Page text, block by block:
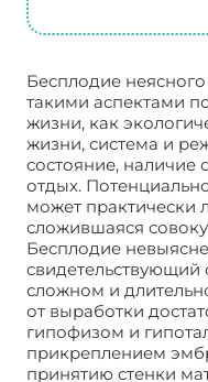
Бесплодие
такими аспектами
жизни, как
жизни, система и
состояние, наличие
отдых.
может практически
сложившаяся
Бесплодие
сложном и
от выработки
гипофизом и
прикреплением
принятию стенки